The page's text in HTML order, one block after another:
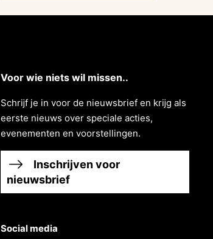
Voor wie niets wil missen..
Schrĳf je in voor de nieuwsbrief en krĳg als
eerste nieuws over speciale acties,
evenementen en voorstellingen.
Inschrijven voor
nieuwsbrief
Social media